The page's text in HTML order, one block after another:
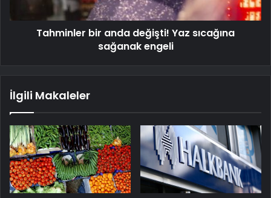
Tahminler bir anda değişti! Yaz sıcağına
sağanak engeli
İlgili Makaleler